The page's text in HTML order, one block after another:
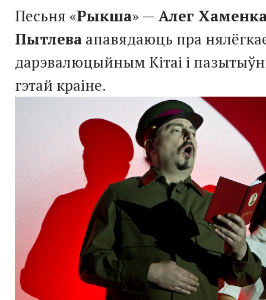
Песьня «Рыкша» — Алег
Пытлева апавядаюць пра
дарэвалюцыйным Кітаі і
гэтай краіне.